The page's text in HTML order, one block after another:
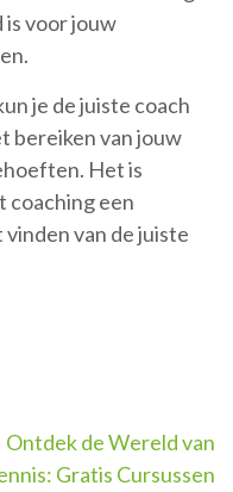
is voor jouw
je de juiste coach
bereiken van jouw
Het is
coaching een
van de juiste
Ontdek de Wereld van
Gratis Cursussen